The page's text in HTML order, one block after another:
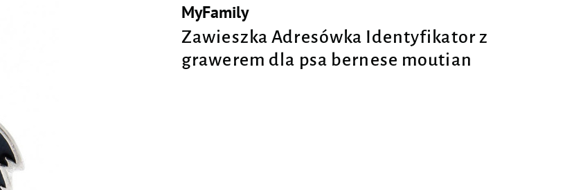
MyFamily
Zawieszka Adresówka Identyfikator z
grawerem dla psa bernese moutian